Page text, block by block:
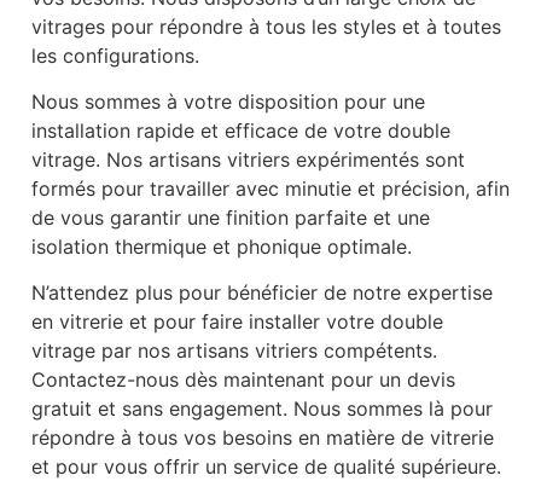
vitrages pour répondre à tous les styles et à toutes
les configurations.
Nous sommes à votre disposition pour une
installation rapide et efficace de votre double
vitrage. Nos artisans vitriers expérimentés sont
formés pour travailler avec minutie et précision, afin
de vous garantir une finition parfaite et une
isolation thermique et phonique optimale.
N’attendez plus pour bénéficier de notre expertise
en vitrerie et pour faire installer votre double
vitrage par nos artisans vitriers compétents.
Contactez-nous dès maintenant pour un devis
gratuit et sans engagement. Nous sommes là pour
répondre à tous vos besoins en matière de vitrerie
et pour vous offrir un service de qualité supérieure.